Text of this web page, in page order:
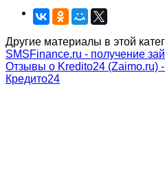
Другие материалы в этой
SMSFinance.ru - получение
Отзывы о Kredito24 (Zaimo.ru) -
Кредито24